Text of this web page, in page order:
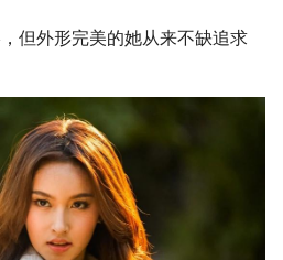
但外形完美的她从来不缺追求